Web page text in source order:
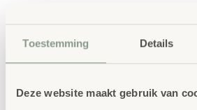
Toestemming Details
Deze website maakt gebruik van
voldoet aan GS- en TÜV-
producten, waaronder onze